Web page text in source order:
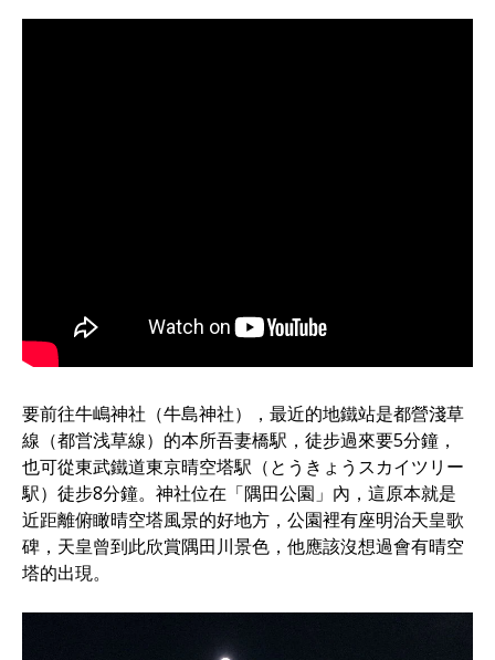
要前往牛嶋神社（牛島神社），最近的地鐵站是都營淺草
線（都営浅草線）的本所吾妻橋駅，徒步過來要5分鐘，
也可從東武鐵道東京晴空塔駅（とうきょうスカイツリー
駅）徒步8分鐘。神社位在「隅田公園」內，這原本就是
近距離俯瞰晴空塔風景的好地方，公園裡有座明治天皇歌
碑，天皇曾到此欣賞隅田川景色，他應該沒想過會有晴空
塔的出現。